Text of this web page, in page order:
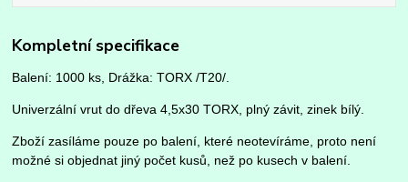
Kompletní specifikace
Balení: 1000 ks, Drážka: TORX /T20/.
Univerzální vrut do dřeva 4,5x30 TORX, plný závit, zinek bílý.
Zboží zasíláme pouze po balení, které neotevíráme, proto není
možné si objednat jiný počet kusů, než po kusech v balení.